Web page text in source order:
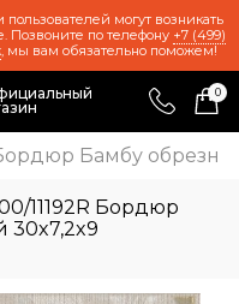
могут возникать
Позвоните по телефону +7 (499)
, мы вам обязательно поможем!
0
Бордюр Бамбу
11192R Бордюр
30x7,2x9